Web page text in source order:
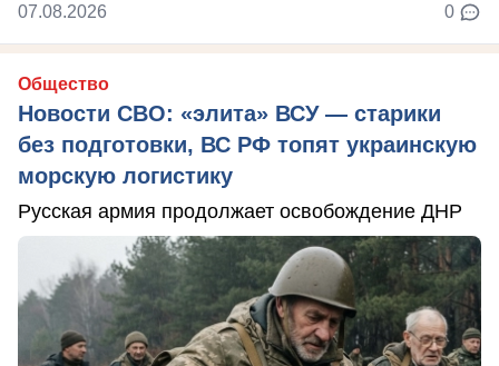
07.08.2026 0
Общество
Новости СВО: «элита» ВСУ — старики
без подготовки, ВС РФ топят украинскую
морскую логистику
Русская армия продолжает освобождение ДНР